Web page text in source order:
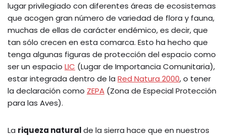
lugar privilegiado con diferentes áreas de ecosistemas
que acogen gran número de variedad de flora y fauna,
muchas de ellas de carácter endémico, es decir, que
tan sólo crecen en esta comarca. Esto ha hecho que
tenga algunas figuras de protección del espacio como
ser un espacio LIC (Lugar de Importancia Comunitaria),
estar integrada dentro de la Red Natura 2000, o tener
la declaración como ZEPA (Zona de Especial Protección
para las Aves).
La riqueza naturalde la sierra hace que en nuestros